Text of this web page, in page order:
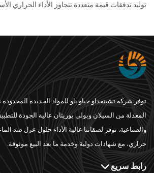
توليد تدفقات قيمة متعددة تتجاوز الأداء الحراري
توفر شركة تشينغداو جياو باو للمواد الجديدة
المعدلة من السيلان وبولي يوريثان عالية الجودة
والصناعية. توفر لصقاتنا عالية الأداء حلول عزل ضد
حراري، مع شهادات دولية وخدمة ما بعد البيع موثوقة.
رابط سريع